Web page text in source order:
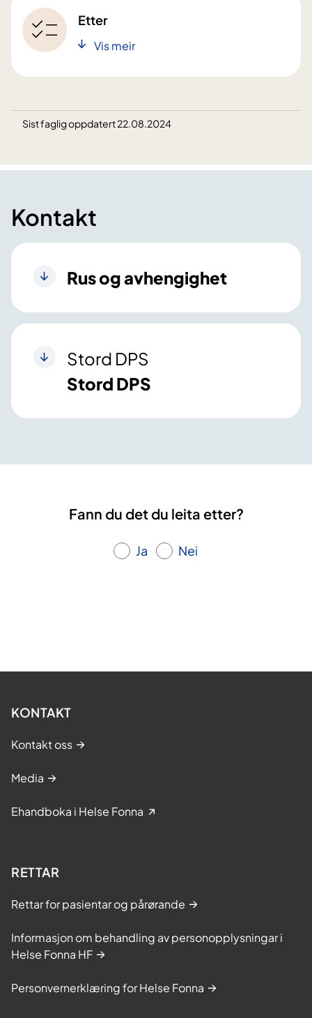
Etter
Vis meir
Sist faglig oppdatert 22.08.2024
Kontakt
Rus og avhengighet
Stord DPS
Stord DPS
Fann du det du leita etter?
Ja Nei
KONTAKT
Kontakt oss
Media
Ehandboka i Helse Fonna
RETTAR
Rettar for pasientar og pårørande
Informasjon om behandling av personopplysningar i
Helse Fonna HF
Personvernerklæring for Helse Fonna